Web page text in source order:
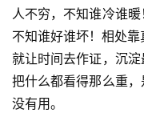
人不穷，不知谁冷谁暖
不知谁好谁坏！相处靠
就让时间去作证，沉
把什么都看得那么重
没有用。